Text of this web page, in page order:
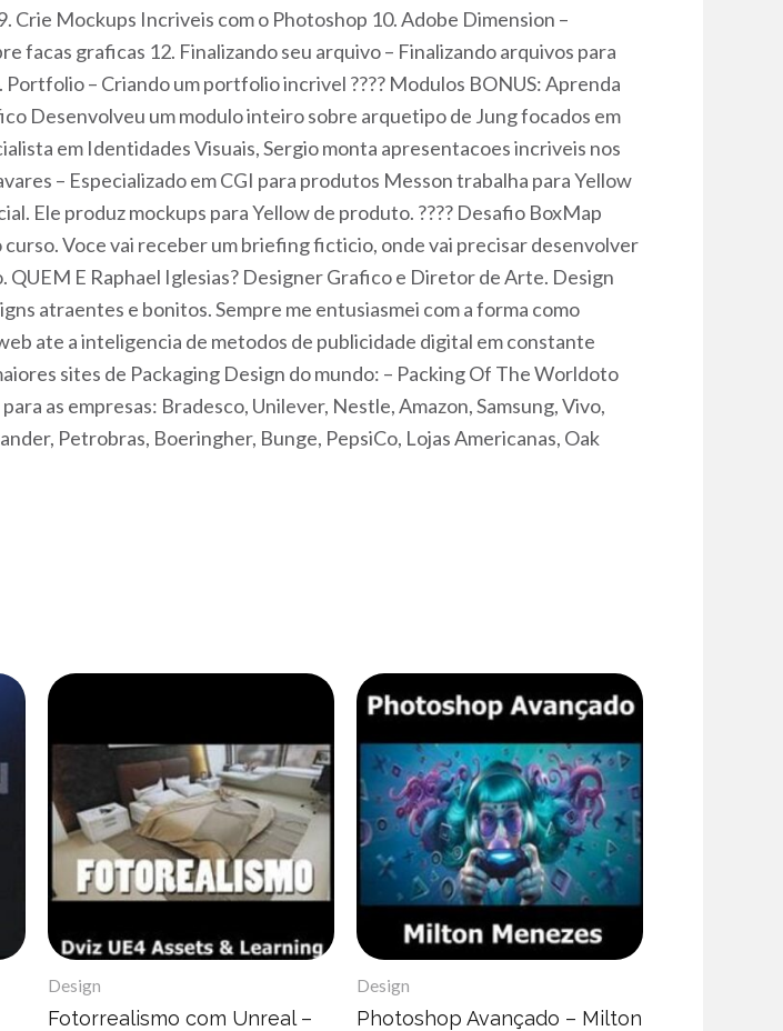
Mockups Incriveis com o Photoshop 10. Adobe Dimension –
facas graficas 12. Finalizando seu arquivo – Finalizando arquivos para
– Criando um portfolio incrivel ???? Modulos BONUS: Aprenda
Desenvolveu um modulo inteiro sobre arquetipo de Jung focados em
em Identidades Visuais, Sergio monta apresentacoes incriveis nos
– Especializado em CGI para produtos Messon trabalha para Yellow
Ele produz mockups para Yellow de produto. ???? Desafio BoxMap
Voce vai receber um briefing ficticio, onde vai precisar desenvolver
E Raphael Iglesias? Designer Grafico e Diretor de Arte. Design
atraentes e bonitos. Sempre me entusiasmei com a forma como
ate a inteligencia de metodos de publicidade digital em constante
sites de Packaging Design do mundo: – Packing Of The Worldoto
as empresas: Bradesco, Unilever, Nestle, Amazon, Samsung, Vivo,
Petrobras, Boeringher, Bunge, PepsiCo, Lojas Americanas, Oak
Design
Fotorrealismo com Unreal –
Design
Photoshop Avançado – Milton